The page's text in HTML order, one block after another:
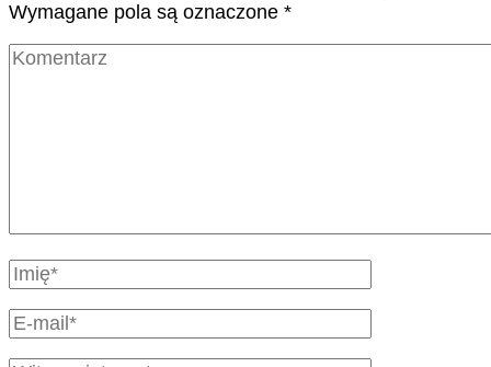
Wymagane pola są oznaczone *